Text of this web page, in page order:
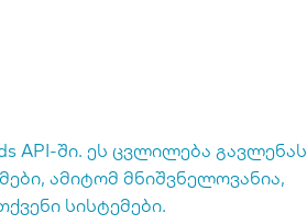
API-ში. ეს ცვლილება გავლენას
ამიტომ მნიშვნელოვანია,
სისტემები.